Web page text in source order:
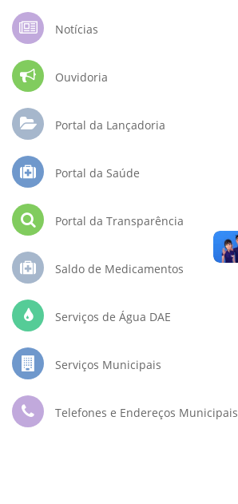
Notícias
Ouvidoria
Portal da Lançadoria
Portal da Saúde
Portal da Transparência
Saldo de Medicamentos
Serviços de Água DAE
Serviços Municipais
Telefones e Endereços Municipais